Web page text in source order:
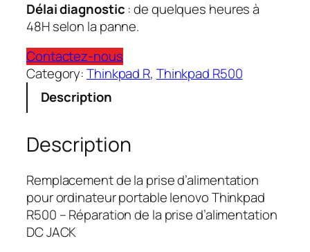
Délai diagnostic : de quelques heures à
48H selon la panne.
Contactez-nous
Category:Thinkpad R, Thinkpad R500
Description
Description
Remplacement de la prise d’alimentation
pour ordinateur portable lenovo Thinkpad
R500 – Réparation de la prise d’alimentation
DC JACK